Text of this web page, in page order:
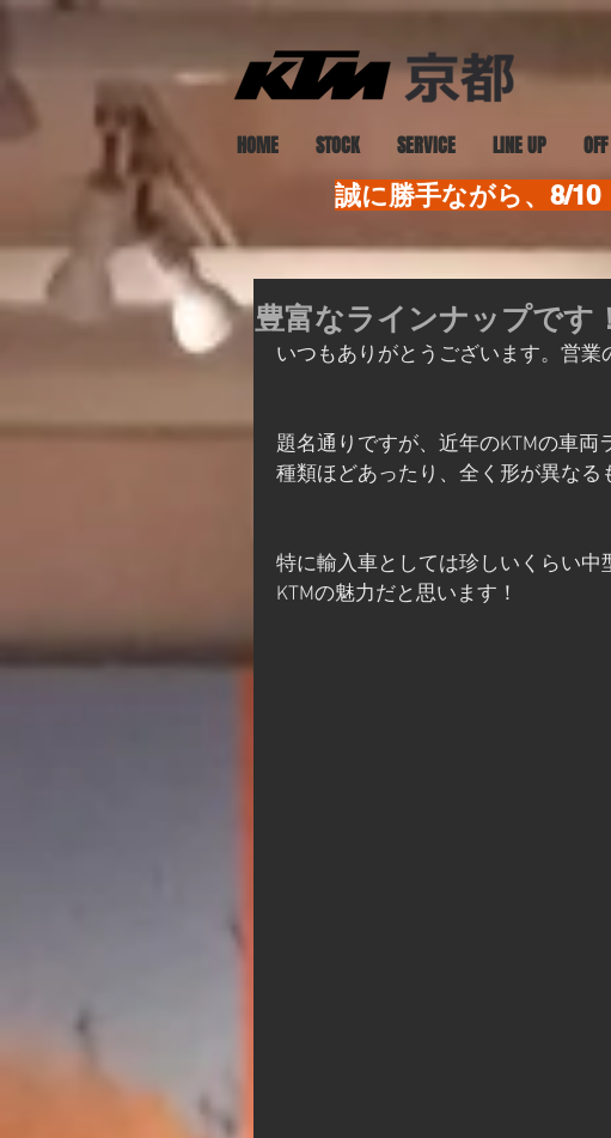
HOME STOCK SERVICE LINE UP
誠に勝手ながら、8/
豊富なラインナップです！
いつもありがとうございます。営業
題名通りですが、近年のKTMの車
種類ほどあったり、全く形が異なる
特に輸入車としては珍しいくらい
KTMの魅力だと思います！